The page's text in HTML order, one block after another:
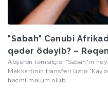
"Sabah" Cənubi
qədər ödəyib? –
Abşeron təmsilçisi "Sabah"ın
Makkartinin transferi üzrə
həcmi məlum olub.